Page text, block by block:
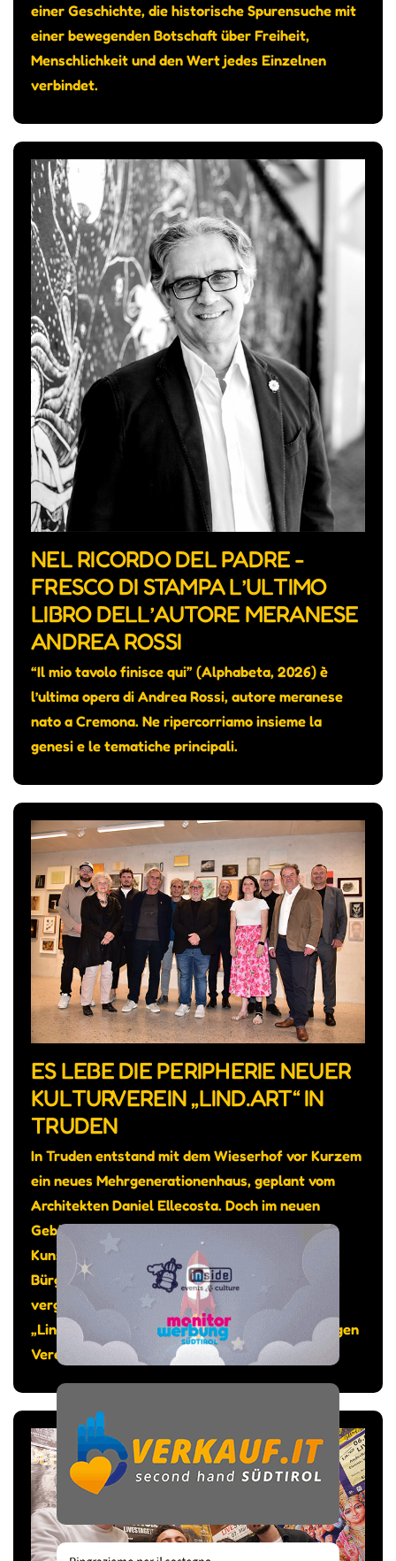
einer Geschichte, die historische Spurensuche mit
einer bewegenden Botschaft über Freiheit,
Menschlichkeit und den Wert jedes Einzelnen
verbindet.
NEL RICORDO DEL PADRE -
FRESCO DI STAMPA L’ULTIMO
LIBRO DELL’AUTORE MERANESE
ANDREA ROSSI
“Il mio tavolo finisce qui” (Alphabeta, 2026) è
l’ultima opera di Andrea Rossi, autore meranese
nato a Cremona. Ne ripercorriamo insieme la
genesi e le tematiche principali.
ES LEBE DIE PERIPHERIE NEUER
KULTURVEREIN „LIND.ART“ IN
TRUDEN
In Truden entstand mit dem Wieserhof vor Kurzem
ein neues Mehrgenerationenhaus, geplant vom
Architekten Daniel Ellecosta. Doch im neuen
Gebäude sollte auch genügend Platz sein für
Kunst und Kultur, so das Anliegen von
Bürgermeister Michael Epp. Gesagt getan: Am
vergangenen 12. Juni wurde der Kunstraum
„Lind.Art“ eingeweiht, bespielt vom gleichnamigen
Verein.